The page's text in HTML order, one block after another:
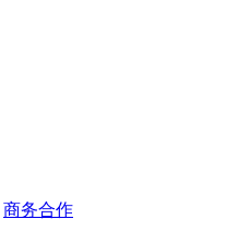
商务合作